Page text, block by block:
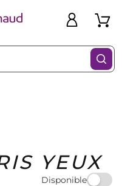
Idées
Cadeaux
Bons
Plans
YEUX
Disponible
Filtres